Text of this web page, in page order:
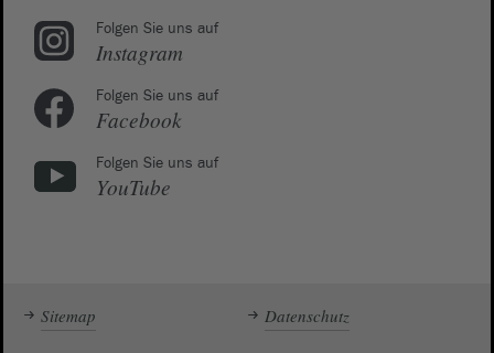
Folgen Sie uns auf
Instagram
Folgen Sie uns auf
Facebook
Folgen Sie uns auf
YouTube
Sitemap Datenschutz